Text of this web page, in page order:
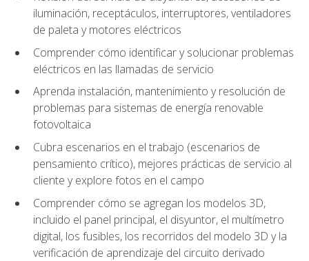
iluminación, receptáculos, interruptores, ventiladores
de paleta y motores eléctricos
Comprender cómo identificar y solucionar problemas
eléctricos en las llamadas de servicio
Aprenda instalación, mantenimiento y resolución de
problemas para sistemas de energía renovable
fotovoltaica
Cubra escenarios en el trabajo (escenarios de
pensamiento crítico), mejores prácticas de servicio al
cliente y explore fotos en el campo
Comprender cómo se agregan los modelos 3D,
incluido el panel principal, el disyuntor, el multímetro
digital, los fusibles, los recorridos del modelo 3D y la
verificación de aprendizaje del circuito derivado